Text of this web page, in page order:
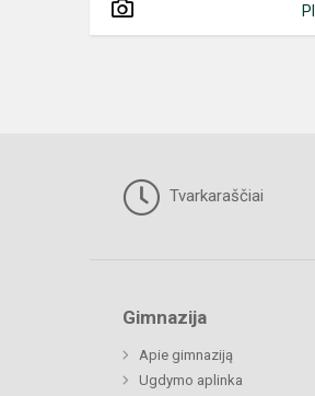
Tvarkaraščiai
Gimnazija
Apie gimnaziją
Ugdymo aplinka